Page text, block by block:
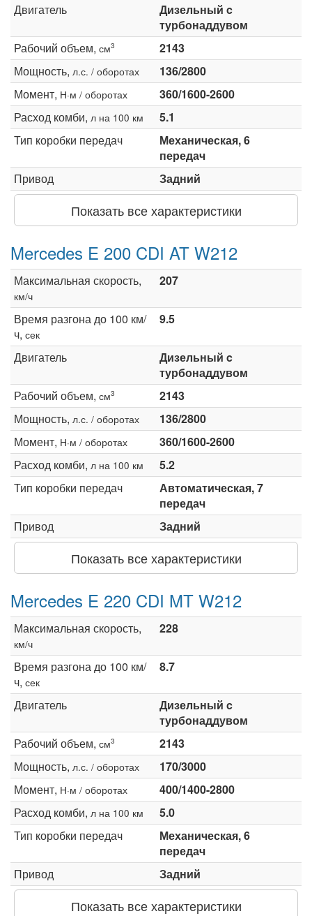
Двигатель
Дизельный c
турбонаддувом
Рабочий объем, см3
2143
Мощность, л.с. / оборотах
136/2800
Момент, Н·м / оборотах
360/1600-2600
Расход комби, л на 100 км
5.1
Тип коробки передач
Механическая, 6
передач
Привод
Задний
Показать все характеристики
Mercedes E 200 CDI AT W212
Максимальная скорость,
км/ч
207
Время разгона до 100 км/
ч, сек
9.5
Двигатель
Дизельный c
турбонаддувом
Рабочий объем, см3
2143
Мощность, л.с. / оборотах
136/2800
Момент, Н·м / оборотах
360/1600-2600
Расход комби, л на 100 км
5.2
Тип коробки передач
Автоматическая, 7
передач
Привод
Задний
Показать все характеристики
Mercedes E 220 CDI MT W212
Максимальная скорость,
км/ч
228
Время разгона до 100 км/
ч, сек
8.7
Двигатель
Дизельный c
турбонаддувом
Рабочий объем, см3
2143
Мощность, л.с. / оборотах
170/3000
Момент, Н·м / оборотах
400/1400-2800
Расход комби, л на 100 км
5.0
Тип коробки передач
Механическая, 6
передач
Привод
Задний
Показать все характеристики